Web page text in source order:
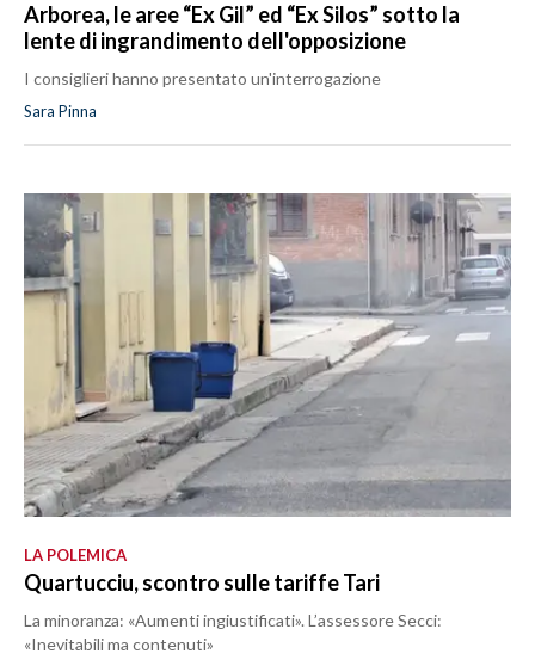
Arborea, le aree “Ex Gil” ed “Ex Silos” sotto la
lente di ingrandimento dell'opposizione
I consiglieri hanno presentato un'interrogazione
Sara Pinna
LA POLEMICA
Quartucciu, scontro sulle tariffe Tari
La minoranza: «Aumenti ingiustificati». L’assessore Secci:
«Inevitabili ma contenuti»